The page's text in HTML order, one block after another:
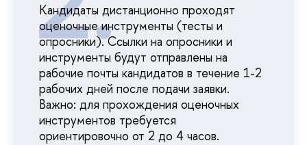
Кандидаты дистанционно проходят
оценочные инструменты (тесты и
опросники). Ссылки на опросники и
инструменты будут отправлены на
рабочие почты кандидатов в течение 1-2
рабочих дней после подачи заявки.
Важно: для прохождения оценочных
инструментов требуется
ориентировочно от 2 до 4 часов.